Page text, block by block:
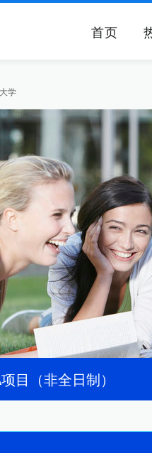
首页
学
目（非全日制）